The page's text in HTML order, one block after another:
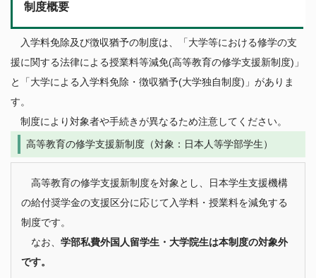
各種証明書の発行
健康管理・相談窓口
キャンパスマップ
お問い合わせ
サイトポリシー
教職員公募
東海国立大学機構
法人職員採用情報
制度概要
入学料免除及び徴収猶予の制度は、「大学等における修学の支
援に関する法律による授業料等減免(高等教育の修学支援新制度)」
と「大学による入学料免除・徴収猶予(大学独自制度)」がありま
す。
制度により対象者や手続きが異なるため注意してください。
高等教育の修学支援新制度（対象：日本人等学部学生）
高等教育の修学支援新制度を対象とし、日本学生支援機構
の給付奨学金の支援区分に応じて入学料・授業料を減免する
制度です。
なお、 学部私費外国人留学生・大学院生は本制度の対象外
です。